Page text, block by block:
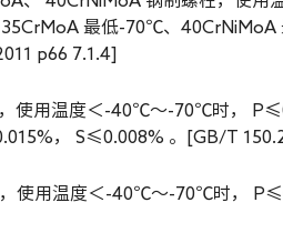
最低-70℃、
p66 7.1.4]
使用温度＜-40℃～-70℃时，
， S≤0.008% 。[GB/T
使用温度＜-40℃～-70℃时，